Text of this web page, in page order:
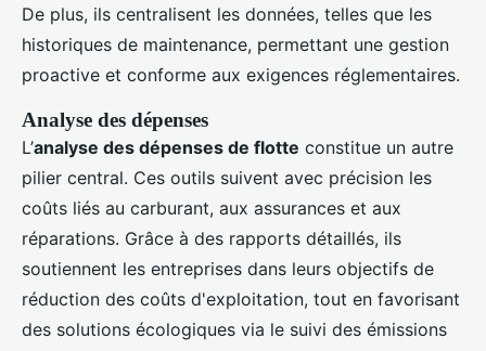
De plus, ils centralisent les données, telles que les
historiques de maintenance, permettant une gestion
proactive et conforme aux exigences réglementaires.
Analyse des dépenses
L’analyse des dépenses de flotte constitue un autre
pilier central. Ces outils suivent avec précision les
coûts liés au carburant, aux assurances et aux
réparations. Grâce à des rapports détaillés, ils
soutiennent les entreprises dans leurs objectifs de
réduction des coûts d'exploitation, tout en favorisant
des solutions écologiques via le suivi des émissions